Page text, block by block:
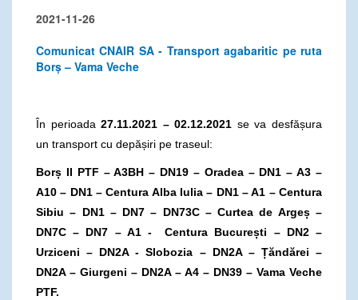
2021-11-26
Comunicat CNAIR SA - Transport agabaritic pe ruta
Borș – Vama Veche
În perioada27.11.2021 – 02.12.2021 se va desfășura
un transport cu depășiri pe traseul:
Borș II PTF – A3BH – DN19 – Oradea – DN1 – A3 –
A10 – DN1 – Centura Alba Iulia – DN1 – A1 – Centura
Sibiu – DN1 – DN7 – DN73C – Curtea de Argeș –
DN7C – DN7 – A1 - Centura București – DN2 –
Urziceni – DN2A - Slobozia – DN2A – Țăndărei –
DN2A – Giurgeni – DN2A – A4 – DN39 – Vama Veche
PTF.